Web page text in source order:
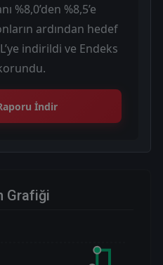
%8,0’den %8,5’e
ardından hedef
indirildi ve Endeks
İndir
Grafiği